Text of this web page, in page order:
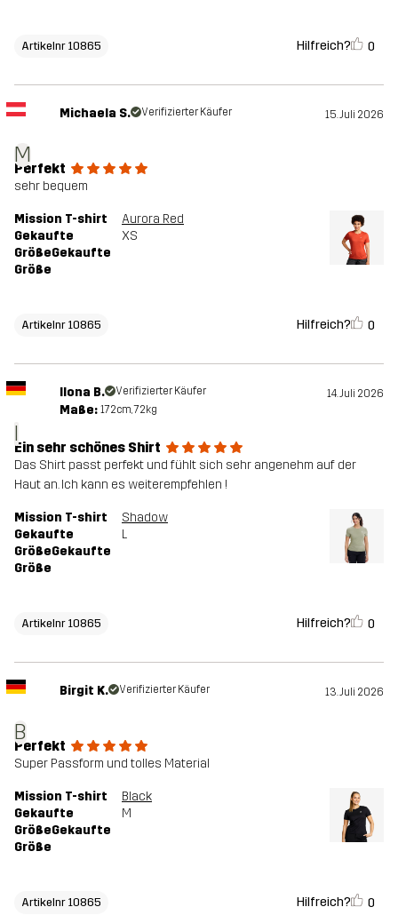
Artikelnr 10865 Hilfreich? 0
M
Michaela S. Verifizierter Käufer 15. Juli 2026
Perfekt
sehr bequem
Mission T-shirt
Aurora Red
Gekaufte
GrößeGekaufte
Größe
XS
Artikelnr 10865 Hilfreich? 0
I
Ilona B. Verifizierter Käufer 14. Juli 2026
Maße: 172cm, 72kg
Ein sehr schönes Shirt
Das Shirt passt perfekt und fühlt sich sehr angenehm auf der
Haut an. Ich kann es weiterempfehlen !
Mission T-shirt
Shadow
Gekaufte
GrößeGekaufte
Größe
L
Artikelnr 10865 Hilfreich? 0
B
Birgit K. Verifizierter Käufer 13. Juli 2026
Perfekt
Super Passform und tolles Material
Mission T-shirt
Black
Gekaufte
GrößeGekaufte
Größe
M
Artikelnr 10865 Hilfreich? 0